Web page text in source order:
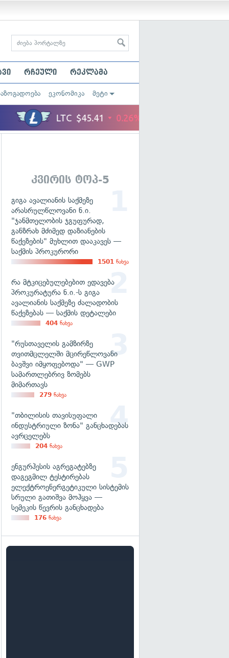
რჩეული რეკლამა
ეკონომიკა მეტი
კვირის ტოპ-5
გიგა ავალიანის საქმეზე
არასრულწლოვანი ნ.ი.
"ჯანმთელობის ჯგუფურად,
განზრახ მძიმედ დაზიანების
წაქეზების" მუხლით დააკავეს —
საქმის პროკურორი
1501 ნახვა
რა მტკიცებულებებით ედავება
პროკურატურა ნ.ი.-ს გიგა
ავალიანის საქმეზე ძალადობის
წაქეზებას — საქმის დეტალები
404 ნახვა
"რუსთაველის გამზირზე
თვითმცლელში მცირეწლოვანი
ბავშვი იმყოფებოდა" — GWP
სამართლებრივ ზომებს
მიმართავს
279 ნახვა
"თბილისის თავისუფალი
ინდუსტრიული ზონა" განცხადებას
ავრცელებს
204 ნახვა
ენგურჰესის აგრეგატებზე
დაგეგმილ ტესტირებას
ელექტროენერგეტიკული სისტემის
სრული გათიშვა მოჰყვა —
სემეკის წევრის განცხადება
176 ნახვა